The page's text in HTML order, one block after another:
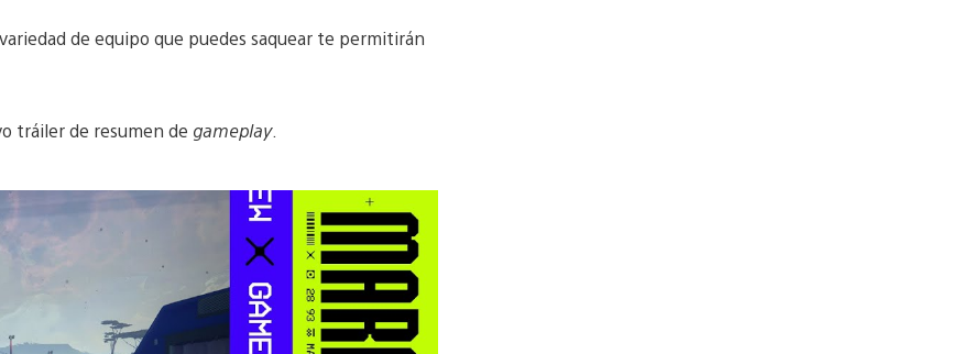
de equipo que puedes saquear te permitirán
tráiler de resumen de gameplay.